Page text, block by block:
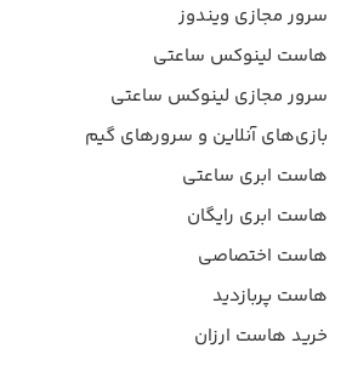
سرور مجازی ویندوز
هاست لینوکس ساعتی
سرور مجازی لینوکس ساعتی
بازی‌های آنلاین و سرورهای گیم
هاست ابری ساعتی
هاست ابری رایگان
هاست اختصاصی
هاست پربازدید
خرید هاست ارزان